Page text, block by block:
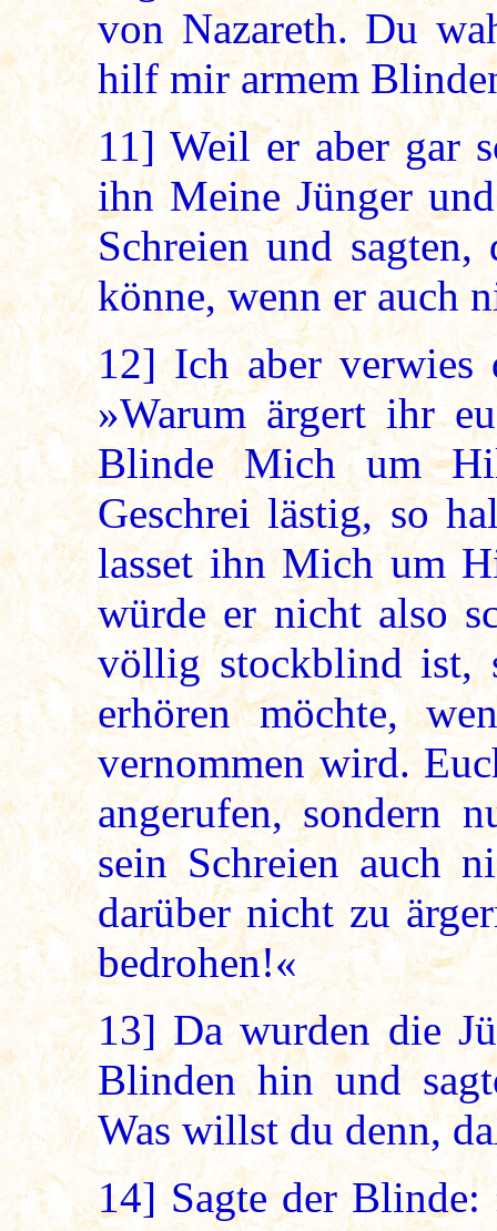
von Nazareth. Du
hilf mir armem
11] Weil er aber gar
ihn Meine Jünger
Schreien und
könne, wenn er auch
12] Ich aber verwies
»Warum ärgert ihr
Blinde Mich um
Geschrei lästig, so
lasset ihn Mich um
würde er nicht also
völlig stockblind ist,
erhören möchte,
vernommen wird.
angerufen, sondern
sein Schreien auch
darüber nicht zu
bedrohen!«
13] Da wurden die
Blinden hin und
Was willst du denn,
14]Sagte der Blinde: